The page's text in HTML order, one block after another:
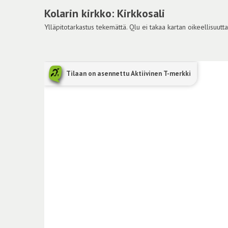
Kolarin kirkko: Kirkkosali
Ylläpitotarkastus tekemättä. Qlu ei takaa kartan
Tilaan on asennettu Aktiivinen T-merkki